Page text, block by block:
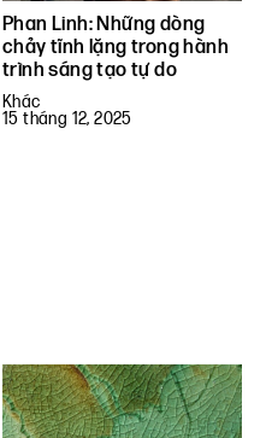
Phan Linh: Những dòng
chảy tĩnh lặng trong hành
trình sáng tạo tự do
Khác
15 tháng 12, 2025